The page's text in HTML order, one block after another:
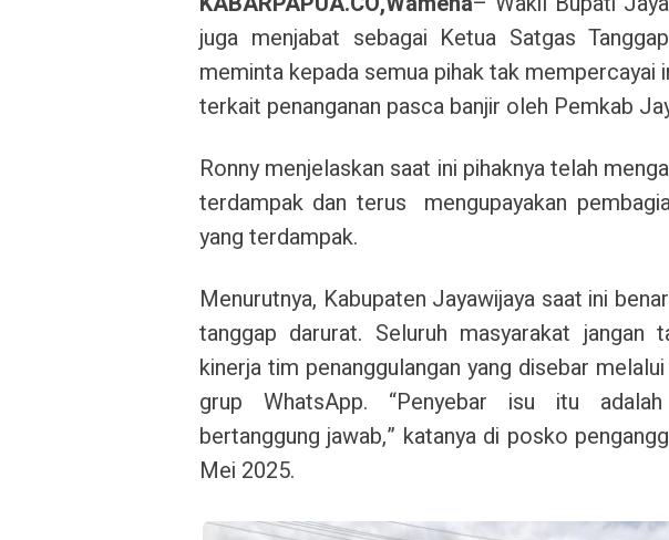
juga menjabat sebagai Ketua Satgas
meminta kepada semua pihak tak
terkait penanganan pasca banjir oleh Pemkab
Ronny menjelaskan saat ini pihaknya telah
terdampak dan terus mengupayakan
yang terdampak.
Menurutnya, Kabupaten Jayawijaya saat ini
tanggap darurat. Seluruh masyarakat jangan
kinerja tim penanggulangan yang disebar
grup WhatsApp. “Penyebar isu itu
bertanggung jawab,” katanya di posko
Mei 2025.